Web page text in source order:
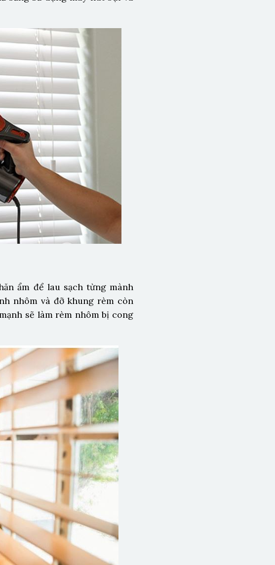
ẩm để lau sạch từng mành
nhôm và đỡ khung rèm còn
sẽ làm rèm nhôm bị cong